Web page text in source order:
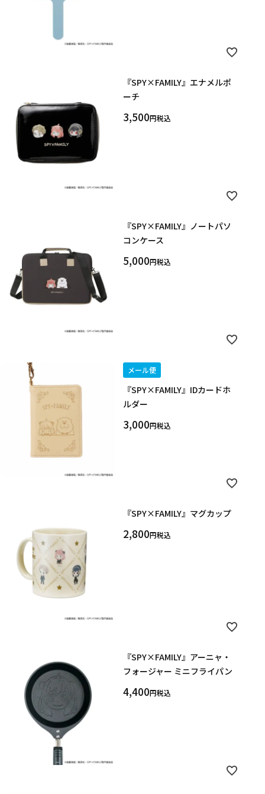
『SPY×FAMILY』エナメルポ
ーチ
3,500 税込
『SPY×FAMILY』ノートパソ
コンケース
5,000 税込
メール便
『SPY×FAMILY』IDカードホ
ルダー
3,000 税込
『SPY×FAMILY』マグカップ
2,800 税込
『SPY×FAMILY』アーニャ・
フォージャー ミニフライパン
4,400 税込
作品
カテゴリ
本店限定
絞り込みする